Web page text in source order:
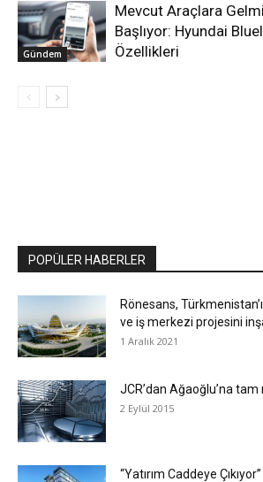
Gündem
Mevcut Araçlara
Başlıyor: Hyundai
Özellikleri
POPÜLER HABERLER
Rönesans,
ve iş merkezi projesini
1 Aralık 2021
JCR’dan Ağaoğlu’na tam
2 Eylül 2015
“Yatırım Caddeye Çıkıyor”